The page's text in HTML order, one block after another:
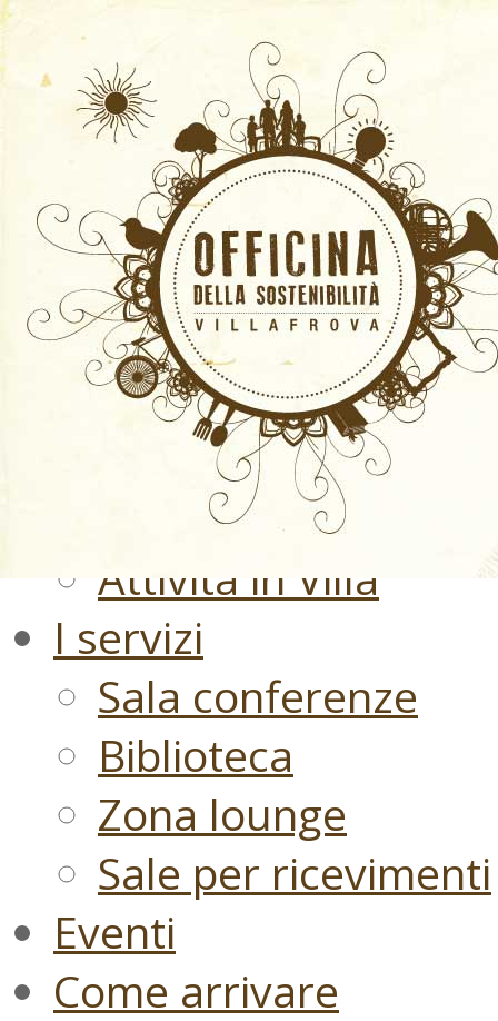
Home
Villa Frova ieri
Storia della Villa
Storia dei
Villa Frova oggi
Struttura della Villa
Visita
Il parco
Officine della
Attività in Villa
I servizi
Sala conferenze
Biblioteca
Zona lounge
Sale per ricevimenti
Eventi
Come arrivare